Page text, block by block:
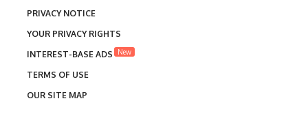
PRIVACY NOTICE
YOUR PRIVACY RIGHTS
INTEREST-BASE ADS
New
TERMS OF USE
OUR SITE MAP